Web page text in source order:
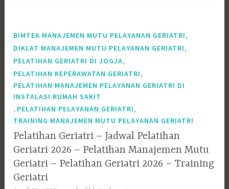
BIMTEK MANAJEMEN MUTU PELAYANAN GERIATRI
DIKLAT MANAJEMEN MUTU PELAYANAN GERIATRI
PELATIHAN GERIATRI DI JOGJA
PELATIHAN KEPERAWATAN GERIATRI
PELATIHAN MANAJEMEN PELAYANAN GERIATRI DI
INSTALASI RUMAH SAKIT
PELATIHAN PELAYANAN GERIATRI
TRAINING MANAJEMEN MUTU PELAYANAN GERIATRI
Pelatihan Geriatri – Jadwal Pelatihan
Geriatri 2026 – Pelatihan Manajemen Mutu
Geriatri – Pelatihan Geriatri 2026 – Training
Geriatri